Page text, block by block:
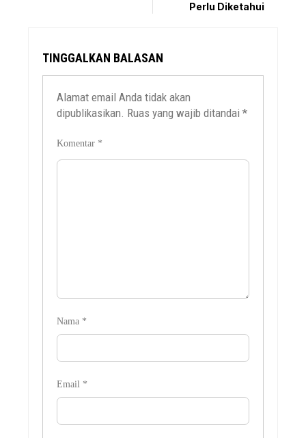
Perlu Diketahui
TINGGALKAN BALASAN
Alamat email Anda tidak akan
dipublikasikan. Ruas yang wajib ditandai*
Komentar *
Nama *
Email *